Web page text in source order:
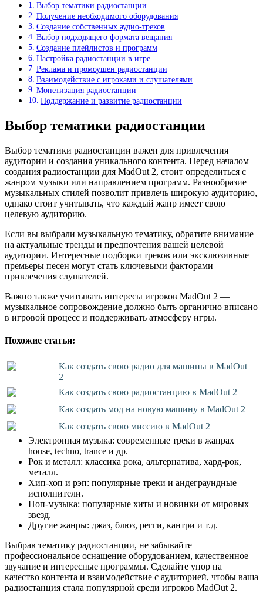
Выбор тематики радиостанции
Получение необходимого оборудования
Создание собственных аудио-треков
Выбор подходящего формата вещания
Создание плейлистов и программ
Настройка радиостанции в игре
Реклама и промоушен радиостанции
Взаимодействие с игроками и слушателями
Монетизация радиостанции
Поддержание и развитие радиостанции
Выбор тематики радиостанции
Выбор тематики радиостанции важен для привлечения
аудитории и создания уникального контента. Перед началом
создания радиостанции для MadOut 2, стоит определиться с
жанром музыки или направлением программ. Разнообразие
музыкальных стилей позволит привлечь широкую аудиторию,
однако стоит учитывать, что каждый жанр имеет свою
целевую аудиторию.
Если вы выбрали музыкальную тематику, обратите внимание
на актуальные тренды и предпочтения вашей целевой
аудитории. Интересные подборки треков или эксклюзивные
премьеры песен могут стать ключевыми факторами
привлечения слушателей.
Важно также учитывать интересы игроков MadOut 2 —
музыкальное сопровождение должно быть органично вписано
в игровой процесс и поддерживать атмосферу игры.
Похожие статьи:
Как создать свою радио для машины в MadOut
2
Как создать свою радиостанцию в MadOut 2
Как создать мод на новую машину в MadOut 2
Как создать свою миссию в MadOut 2
Электронная музыка: современные треки в жанрах
house, techno, trance и др.
Рок и металл: классика рока, альтернатива, хард-рок,
металл.
Хип-хоп и рэп: популярные треки и андеграундные
исполнители.
Поп-музыка: популярные хиты и новинки от мировых
звезд.
Другие жанры: джаз, блюз, регги, кантри и т.д.
Выбрав тематику радиостанции, не забывайте
профессиональное оснащение оборудованием, качественное
звучание и интересные программы. Сделайте упор на
качество контента и взаимодействие с аудиторией, чтобы ваша
радиостанция стала популярной среди игроков MadOut 2.